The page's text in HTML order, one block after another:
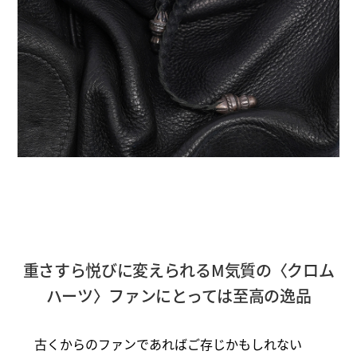
重さすら悦びに変えられるM気質の〈クロム
ハーツ〉ファンにとっては至高の逸品
古くからのファンであればご存じかもしれない